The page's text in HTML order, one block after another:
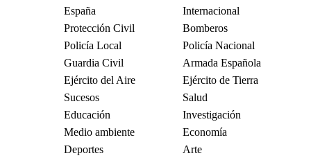
España
Internacional
Protección Civil
Bomberos
Policía Local
Policía Nacional
Guardia Civil
Armada Española
Ejército del Aire
Ejército de Tierra
Sucesos
Salud
Educación
Investigación
Medio ambiente
Economía
Deportes
Arte